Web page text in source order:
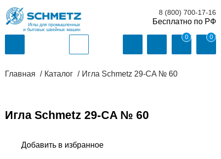
Иглы для промышленных
и бытовых швейных машин
8 (800) 700-17-16
0 0
Главная Каталог Игла Schmetz 29-CA № 60
Игла Schmetz 29-CA № 60